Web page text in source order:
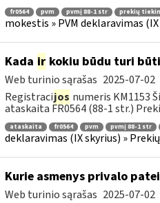
fr0564 pvm pvmį 88-1 str prekių
mokestis » PVM deklaravimas
Kada irkokiu būdu turi
Web turinio sąrašas 2025-07-02
Registracijos numeris KM1153
ataskaita FR0564 (88-1 str.)
ataskaita fr0564 pvm pvmį 88-1 str
deklaravimas (IX skyrius) »
Kurie asmenys privalo
Web turinio sąrašas 2025-07-02